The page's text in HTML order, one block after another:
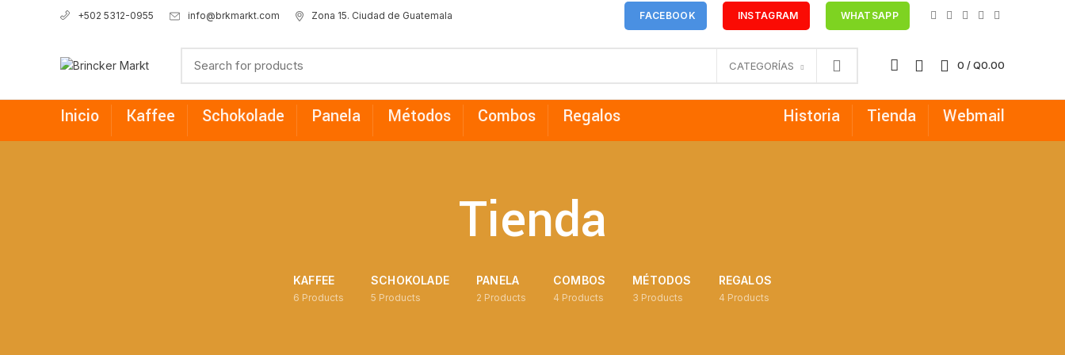
+502 5312-0955 info@brkmarkt.com Zona 15. Ciudad de Guatemala FACEBOOK INSTAGRAM WHATSAPP
CATEGORÍAS 0 /Q0.00
Inicio Kaffee Schokolade Panela Métodos Combos Regalos Historia Tienda Webmail
Tienda
KAFFEE
6 Products
SCHOKOLADE
5 Products
PANELA
2 Products
COMBOS
4 Products
MÉTODOS
3 Products
REGALOS
4 Products